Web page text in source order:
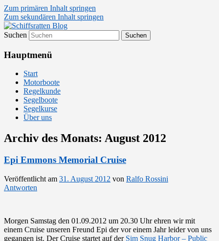
Zum primären Inhalt springen
Zum sekundären Inhalt springen
Schiffsratten Blog
Segelsport in Second Life
Suchen
Hauptmenü
Start
Motorboote
Regelkunde
Segelboote
Segelkurse
Über uns
Archiv des Monats: August 2012
Epi Emmons Memorial Cruise
Veröffentlicht am 31. August 2012 von Ralfo Rossini
Antworten
Morgen Samstag den 01.09.2012 um 20.30 Uhr ehren wir mit
einem Cruise unseren Freund Epi der vor einem Jahr leider von uns
gegangen ist. Der Cruise startet auf der Sim Snug Harbor – Public